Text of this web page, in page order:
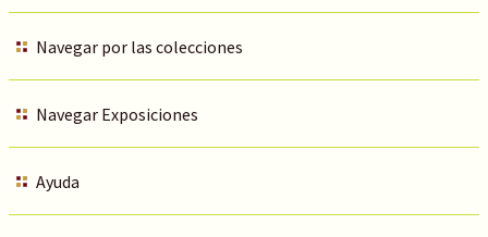
Navegar por las colecciones
Navegar Exposiciones
Ayuda